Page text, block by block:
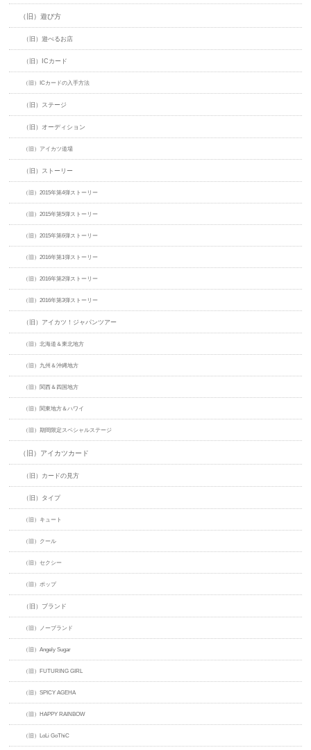
（旧）遊び方
（旧）遊べるお店
（旧）ICカード
（旧）ICカードの入手方法
（旧）ステージ
（旧）オーディション
（旧）アイカツ道場
（旧）ストーリー
（旧）2015年第4弾ストーリー
（旧）2015年第5弾ストーリー
（旧）2015年第6弾ストーリー
（旧）2016年第1弾ストーリー
（旧）2016年第2弾ストーリー
（旧）2016年第3弾ストーリー
（旧）アイカツ！ジャパンツアー
（旧）北海道＆東北地方
（旧）九州＆沖縄地方
（旧）関西＆四国地方
（旧）関東地方＆ハワイ
（旧）期間限定スペシャルステージ
（旧）アイカツカード
（旧）カードの見方
（旧）タイプ
（旧）キュート
（旧）クール
（旧）セクシー
（旧）ポップ
（旧）ブランド
（旧）ノーブランド
（旧）Angely Sugar
（旧）FUTURING GIRL
（旧）SPICY AGEHA
（旧）HAPPY RAINBOW
（旧）LoLi GoThiC